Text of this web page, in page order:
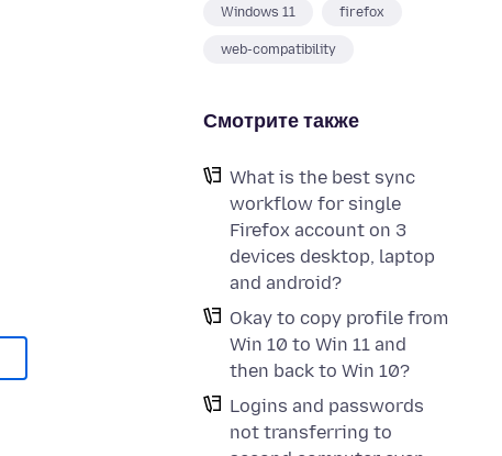
Windows 11 firefox
web-compatibility
Смотрите также
What is the best sync
workflow for single
Firefox account on 3
devices desktop, laptop
and android?
Okay to copy profile from
Win 10 to Win 11 and
then back to Win 10?
Logins and passwords
not transferring to